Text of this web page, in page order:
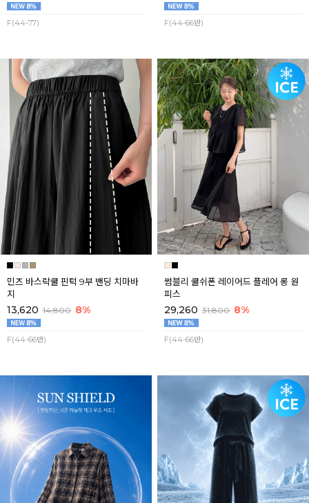
F(44-77) F(44-66반)
민즈 바스락쿨 핀턱 9부 밴딩 치마바
지
13,620 14,800 8%
F(44-66반)
썸블리 쿨쉬폰 레이어드 플레어 롱 원
피스
29,260 31,800 8%
F(44-66반)